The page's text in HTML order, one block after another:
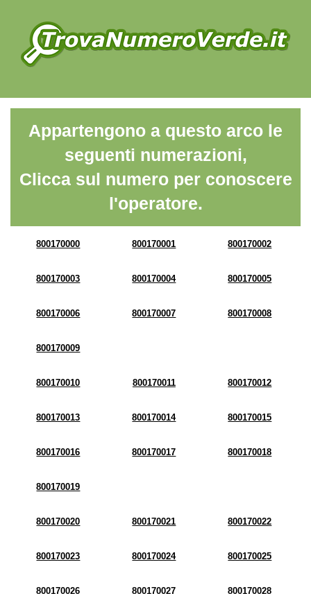
Appartengono a questo arco le
seguenti numerazioni,
Clicca sul numero per conoscere
l'operatore.
800170000 800170001 800170002
800170003 800170004 800170005
800170006 800170007 800170008
800170009
800170010 800170011 800170012
800170013 800170014 800170015
800170016 800170017 800170018
800170019
800170020 800170021 800170022
800170023 800170024 800170025
800170026 800170027 800170028